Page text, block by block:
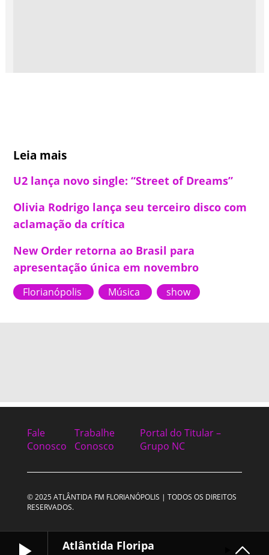
Leia mais
U2 lança novo single: “Street of Dreams”
Olivia Rodrigo lança seu terceiro disco com
aclamação da crítica
New Order retorna ao Brasil para
apresentação única em novembro
Florianópolis Música show
Atlântida Floripa
Fale
Conosco
Trabalhe
Conosco
Portal do Titular –
Grupo NC
© 2025 ATLÂNTIDA FM FLORIANÓPOLIS | TODOS OS DIREITOS
RESERVADOS.